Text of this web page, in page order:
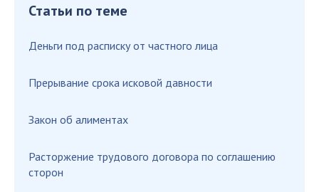
Статьи по теме
Деньги под расписку от частного лица
Прерывание срока исковой давности
Закон об алиментах
Расторжение трудового договора по соглашению
сторон